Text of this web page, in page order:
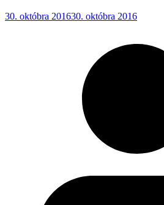
30. októbra 201630. októbra 2016